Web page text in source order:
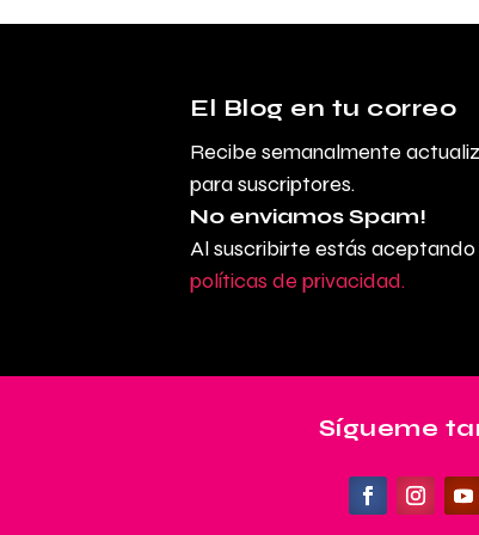
El Blog en tu correo
Recibe semanalmente
para suscriptores.
No enviamos Spam!
Al suscribirte estás
políticas de privacidad.
Sígueme